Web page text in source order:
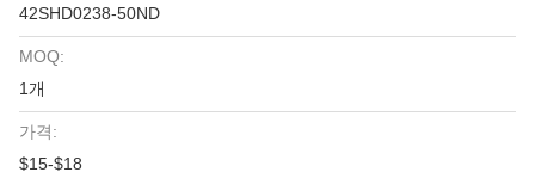
42SHD0238-50ND
MOQ:
1개
가격:
$15-$18